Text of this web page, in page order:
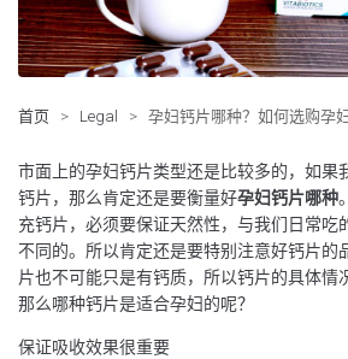
首页 > Legal > 孕妇钙片哪种？如何选购孕
市面上的孕妇钙片类型还是比较多的，如果
钙片，那么肯定还是要衡量好孕妇钙片哪种
充钙片，必须要保证天然性，与我们日常吃
不同的。所以肯定还是要特别注意好钙片的
片也不可能只是有钙质，所以钙片的具体情
那么哪种钙片是适合孕妇的呢？
保证吸收效果很重要